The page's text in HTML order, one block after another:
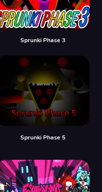
Sprunki Phase 3
Sprunki Phase 5